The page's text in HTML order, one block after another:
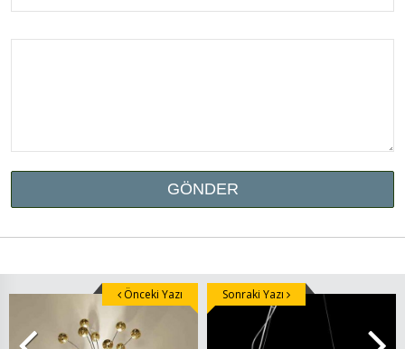
Önceki Yazı Sonraki Yazı